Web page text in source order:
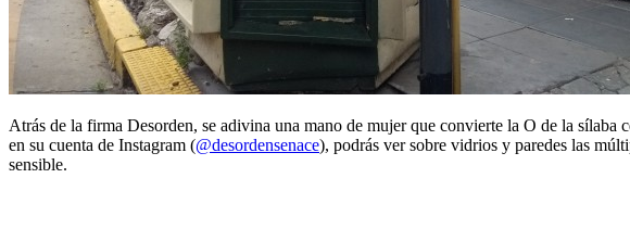
Atrás de la firma Desorden, se adivina una mano de mujer que convierte la O de la
en su cuenta de Instagram (@desordensenace), podrás ver sobre vidrios y paredes las
sensible.